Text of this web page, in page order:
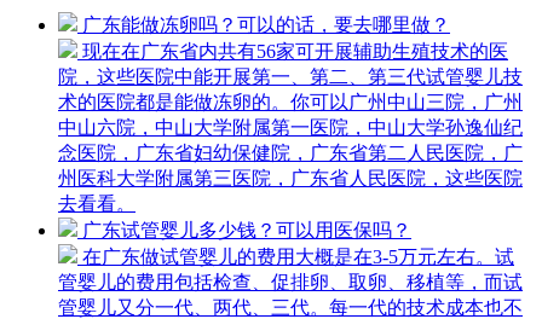
广东能做冻卵吗？可以的话，要去哪里做？
现在在广东省内共有56家可开展辅助生殖技术的医
院，这些医院中能开展第一、第二、第三代试管婴儿技
术的医院都是能做冻卵的。你可以广州中山三院，广州
中山六院，中山大学附属第一医院，中山大学孙逸仙纪
念医院，广东省妇幼保健院，广东省第二人民医院，广
州医科大学附属第三医院，广东省人民医院，这些医院
去看看。
广东试管婴儿多少钱？可以用医保吗？
在广东做试管婴儿的费用大概是在3-5万元左右。试
管婴儿的费用包括检查、促排卵、取卵、移植等，而试
管婴儿又分一代、两代、三代。每一代的技术成本也不